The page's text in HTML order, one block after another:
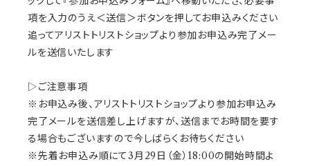
項を入力のうえ＜送信＞ボタンを押してお申込みください
追ってアリストトリストショップより参加お申込み完了メー
ルを送信いたします
▷ご注意事項
※お申込み後、アリストトリストショップより参加お申込み
完了メールを送信差し上げますが、送信までお時間を要す
る場合もございますので今しばらくお待ちください
※先着お申込み順にて3月29日（金）18:00の開始時間よ